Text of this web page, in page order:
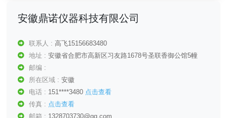
安徽鼎诺仪器科技有限公司
联系人 : 高飞15156683480
地址 : 安徽省合肥市高新区习友路1678号圣联香御公馆5幢
邮编 :
所在区域 : 安徽
电话 : 151****3480 点击查看
传真 : 点击查看
邮箱 : 1328703730@qq.com